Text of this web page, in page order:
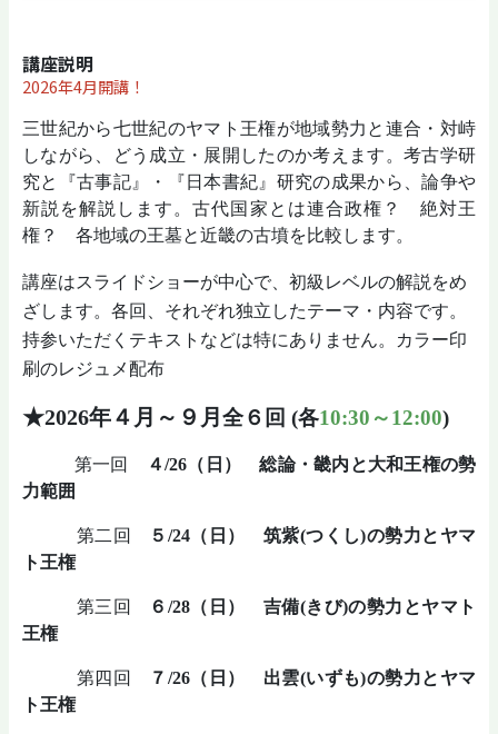
講座説明
2026年4月開講！
三世紀から七世紀のヤマト王権が地域勢力と連合・対峙
しながら、どう成立・展開したのか考えます。考古学研
究と『古事記』・『日本書紀』研究の成果から、論争や
新説を解説します。古代国家とは連合政権？ 絶対王
権？ 各地域の王墓と近畿の古墳を比較します。
講座はスライドショーが中心で、初級レベルの解説をめ
ざします。各回、それぞれ独立したテーマ・内容です。
持参いただくテキストなどは特にありません。カラー印
刷のレジュメ配布
★2026年４月～９月 全６回 (各10:30～12:00)
第一回
４/26（日） 総論・畿内と大和王権の勢
力範囲
第二回
５/24（日） 筑紫(つくし)の勢力とヤマ
ト王権
第三回
６/28（日） 吉備(きび)の勢力とヤマト
王権
第四回
７/26（日） 出雲(いずも)の勢力とヤマ
ト王権